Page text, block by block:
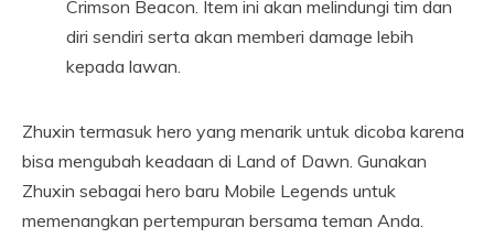
Crimson Beacon. Item ini akan melindungi tim dan
diri sendiri serta akan memberi damage lebih
kepada lawan.
Zhuxin termasuk hero yang menarik untuk dicoba karena
bisa mengubah keadaan di Land of Dawn. Gunakan
Zhuxin sebagai hero baru Mobile Legends untuk
memenangkan pertempuran bersama teman Anda.